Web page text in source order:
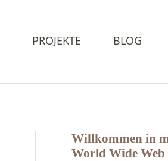
PROJEKTE BLOG
Willkommen in
World Wide Web